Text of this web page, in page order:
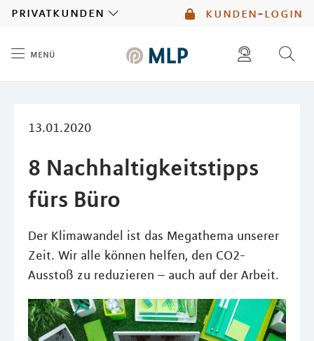
kunden-login
privatkunden
menü
13.01.2020
8 Nachhaltigkeitstipps
fürs Büro
Der Klimawandel ist das Megathema unserer
Zeit. Wir alle können helfen, den CO2-
Ausstoß zu reduzieren – auch auf der Arbeit.